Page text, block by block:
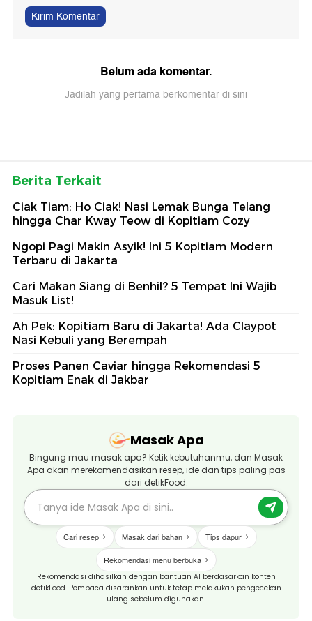
Kirim Komentar
Belum ada komentar.
Jadilah yang pertama berkomentar di sini
Berita Terkait
Ciak Tiam: Ho Ciak! Nasi Lemak Bunga Telang
hingga Char Kway Teow di Kopitiam Cozy
Ngopi Pagi Makin Asyik! Ini 5 Kopitiam Modern
Terbaru di Jakarta
Cari Makan Siang di Benhil? 5 Tempat Ini Wajib
Masuk List!
Ah Pek: Kopitiam Baru di Jakarta! Ada Claypot
Nasi Kebuli yang Berempah
Proses Panen Caviar hingga Rekomendasi 5
Kopitiam Enak di Jakbar
Masak Apa
Bingung mau masak apa? Ketik kebutuhanmu, dan Masak
Apa akan merekomendasikan resep, ide dan tips paling pas
dari detikFood.
Cari resep Masak dari bahan Tips dapur
Rekomendasi menu berbuka
Rekomendasi dihasilkan dengan bantuan AI berdasarkan konten
detikFood. Pembaca disarankan untuk tetap melakukan pengecekan
ulang sebelum digunakan.